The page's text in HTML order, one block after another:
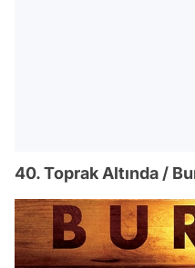
40. Toprak Altında /